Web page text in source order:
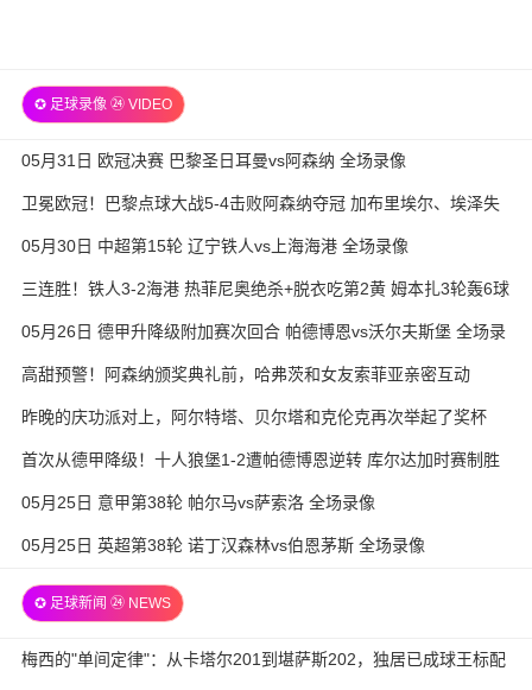
✪ 足球录像 ㉔ VIDEO
05月31日 欧冠决赛 巴黎圣日耳曼vs阿森纳 全场录像
卫冕欧冠！巴黎点球大战5-4击败阿森纳夺冠 加布里埃尔、埃泽失
05月30日 中超第15轮 辽宁铁人vs上海海港 全场录像
三连胜！铁人3-2海港 热菲尼奥绝杀+脱衣吃第2黄 姆本扎3轮轰6球
05月26日 德甲升降级附加赛次回合 帕德博恩vs沃尔夫斯堡 全场录
像
高甜预警！阿森纳颁奖典礼前，哈弗茨和女友索菲亚亲密互动
昨晚的庆功派对上，阿尔特塔、贝尔塔和克伦克再次举起了奖杯
首次从德甲降级！十人狼堡1-2遭帕德博恩逆转 库尔达加时赛制胜
05月25日 意甲第38轮 帕尔马vs萨索洛 全场录像
05月25日 英超第38轮 诺丁汉森林vs伯恩茅斯 全场录像
✪ 足球新闻 ㉔ NEWS
梅西的"单间定律"：从卡塔尔201到堪萨斯202，独居已成球王标配